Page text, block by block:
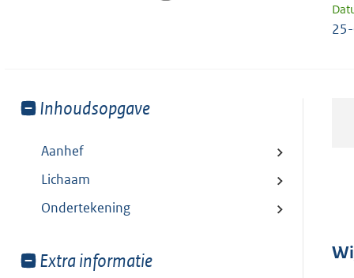
Toon
van:
Inhoudsopgave
Aanhef
Lichaam
Ondertekening
Toon
Extra informatie